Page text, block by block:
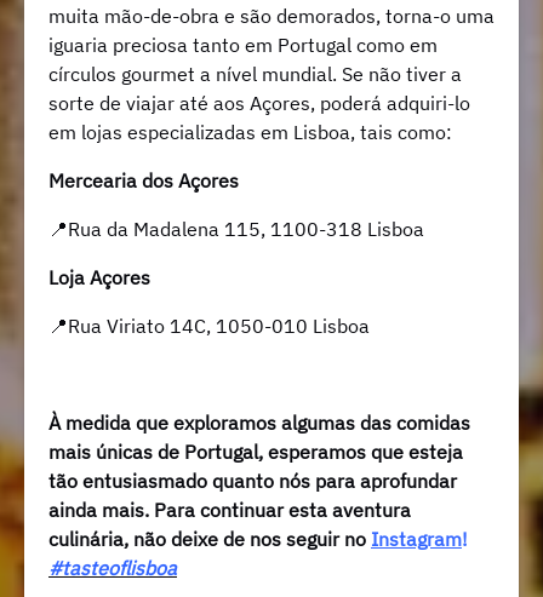
muita mão-de-obra e são demorados, torna-o uma
iguaria preciosa tanto em Portugal como em
círculos gourmet a nível mundial. Se não tiver a
sorte de viajar até aos Açores, poderá adquiri-lo
em lojas especializadas em Lisboa, tais como:
Mercearia dos Açores
📍Rua da Madalena 115, 1100-318 Lisboa
Loja Açores
📍Rua Viriato 14C, 1050-010 Lisboa
À medida que exploramos algumas das comidas
mais únicas de Portugal, esperamos que esteja
tão entusiasmado quanto nós para aprofundar
ainda mais. Para continuar esta aventura
culinária, não deixe de nos seguir no Instagram!
#tasteoflisboa